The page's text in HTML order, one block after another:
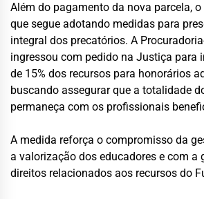
Além do pagamento da nova parcela,
que segue adotando medidas para
integral dos precatórios. A
ingressou com pedido na Justiça para
de 15% dos recursos para honorários
buscando assegurar que a totalidade
permaneça com os profissionais
A medida reforça o compromisso da
a valorização dos educadores e com a
direitos relacionados aos recursos do